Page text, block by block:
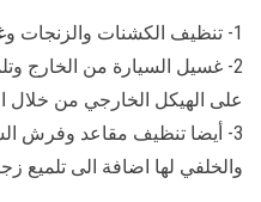
1- تنظيف الكشنات والزنجات وغسيل المكائن والابواب.
2- غسيل السيارة من الخارج
على الهيكل الخارجي من خلال
3- أيضا تنظيف مقاعد وفرش
والخلفي لها اضافة الى تلميع